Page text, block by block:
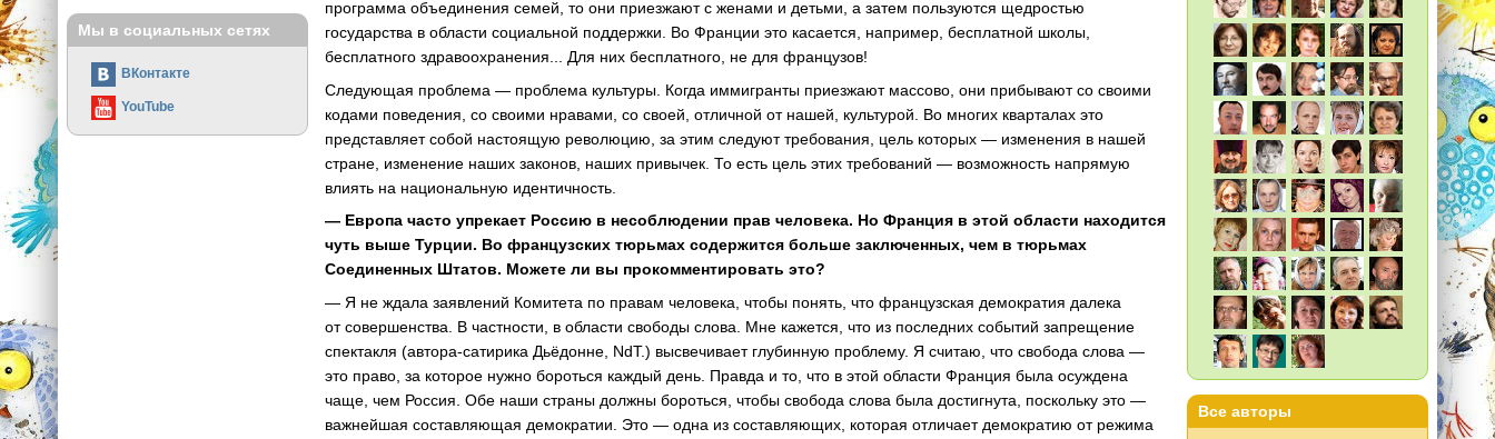
программа объединения семей, то они приезжают с женами и детьми, а затем пользуются щедростью
государства в области социальной поддержки. Во Франции это касается, например, бесплатной школы,
бесплатного здравоохранения... Для них бесплатного, не для французов!
Следующая проблема — проблема культуры. Когда иммигранты приезжают массово, они прибывают со своими
кодами поведения, со своими нравами, со своей, отличной от нашей, культурой. Во многих кварталах это
представляет собой настоящую революцию, за этим следуют требования, цель которых — изменения в нашей
стране, изменение наших законов, наших привычек. То есть цель этих требований — возможность напрямую
влиять на национальную идентичность.
— Европа часто упрекает Россию в несоблюдении прав человека. Но Франция в этой области находится
чуть выше Турции. Во французских тюрьмах содержится больше заключенных, чем в тюрьмах
Соединенных Штатов. Можете ли вы прокомментировать это?
— Я не ждала заявлений Комитета по правам человека, чтобы понять, что французская демократия далека
от совершенства. В частности, в области свободы слова. Мне кажется, что из последних событий запрещение
спектакля (автора-сатирика Дьёдонне, NdT.) высвечивает глубинную проблему. Я считаю, что свобода слова —
это право, за которое нужно бороться каждый день. Правда и то, что в этой области Франция была осуждена
чаще, чем Россия. Обе наши страны должны бороться, чтобы свобода слова была достигнута, поскольку это —
важнейшая составляющая демократии. Это — одна из составляющих, которая отличает демократию от режима
Мы в социальных сетях
ВКонтакте
YouTube
Все авторы